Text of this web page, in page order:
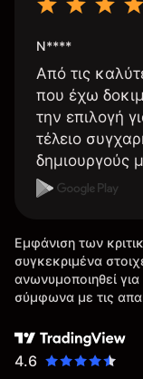
N****
Από τις
που έχω
την επιλογή
τέλειο
δημιουργούς
Εμφάνιση των
συγκεκριμένα
ανωνυμοποιηθεί
σύμφωνα με τις
4.6